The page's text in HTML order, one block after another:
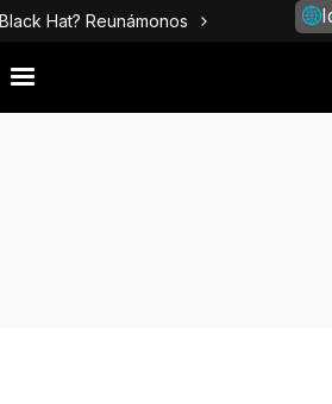
Hat? Reunámonos